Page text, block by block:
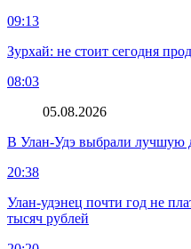
09:13
Зурхай: не стоит сегодня
08:03
05.08.2026
В Улан-Удэ выбрали лучшую
20:38
Улан-удэнец почти год не
тысяч рублей